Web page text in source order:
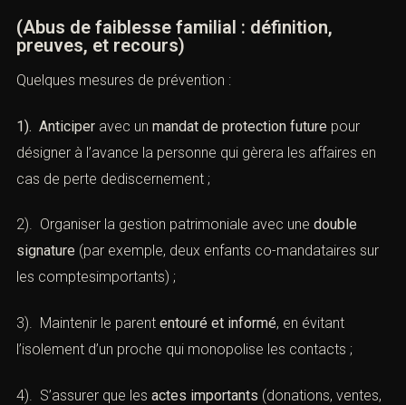
(Abus de faiblesse familial : définition,
preuves, et recours)
Quelques mesures de prévention :
1). Anticiper avec un mandat de protection future pour
désigner à l’avance la personne qui gèrera les affaires en
cas de perte dediscernement ;
2). Organiser la gestion patrimoniale avec une double
signature (par exemple, deux enfants co-mandataires sur
les comptesimportants) ;
3). Maintenir le parent entouré et informé, en évitant
l’isolement d’un proche qui monopolise les contacts ;
4). S’assurer que les actes importants (donations, ventes,